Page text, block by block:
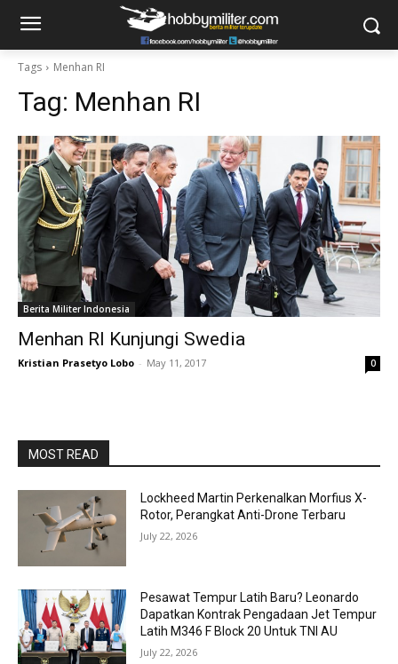
Tags Menhan RI
Tag: Menhan RI
Berita Militer Indonesia
Menhan RI Kunjungi Swedia
Kristian Prasetyo Lobo - May 11, 2017 0
MOST READ
Lockheed Martin Perkenalkan Morfius X-
Rotor, Perangkat Anti-Drone Terbaru
July 22, 2026
Pesawat Tempur Latih Baru? Leonardo
Dapatkan Kontrak Pengadaan Jet Tempur
Latih M346 F Block 20 Untuk TNI AU
July 22, 2026